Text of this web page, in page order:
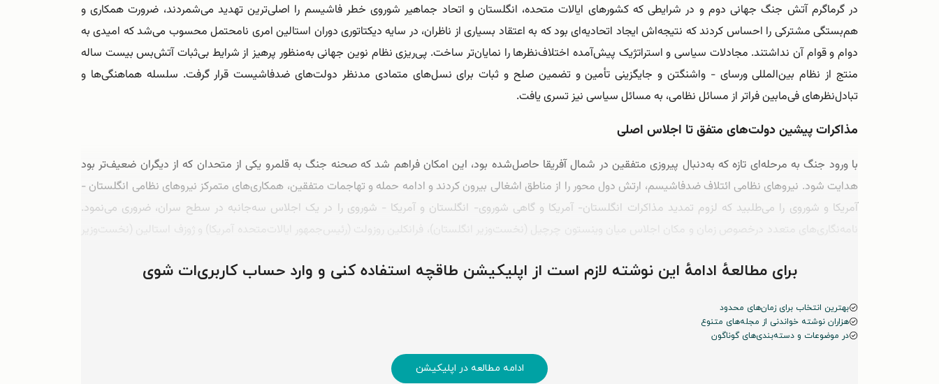
در گرماگرم آتش جنگ جهانی دوم و در شرایطی که کشورهای ایالات متحده، انگلستان و اتحاد جماهیر شوروی خطر فاشیسم را اصلی‌ترین تهدید می‌شمردند، ضرورت همکاری و
هم‌بستگی مشترکی را احساس کردند که نتیجه‌اش ایجاد اتحادیه‌ای بود که به اعتقاد بسیاری از ناظران، در سایه دیکتاتوری دوران استالین امری نامحتمل محسوب می‌شد که امیدی به
دوام و قوام آن نداشتند. مجادلات سیاسی و استراتژیک پیش‌آمده اختلاف‌نظرها را نمایان‌تر ساخت. پی‌ریزی نظام نوین جهانی به‌منظور پرهیز از شرایط بی‌ثبات آتش‌بس بیست ساله
منتج از نظام بین‌المللی ورسای - واشنگتن و جایگزینی تأمین و تضمین صلح و ثبات برای نسل‌های متمادی مدنظر دولت‌های ضد‌فاشیست قرار گرفت. سلسله هماهنگی‌ها و
تبادل‌نظرهای فی‌مابین فراتر از مسائل نظامی، به مسائل سیاسی نیز تسری یافت.
مذاکرات پیشین دولت‌های متفق تا اجلاس اصلی
با ورود جنگ به مرحله‌ای تازه که به‌دنبال پیروزی متفقین در شمال آفریقا حاصل‌شده بود، این امکان فراهم شد که صحنه جنگ به قلمرو یکی از متحدان که از دیگران ضعیف‌تر بود
هدایت شود. نیروهای نظامی ائتلاف ضد‌فاشیسم، ارتش دول محور را از مناطق اشغالی بیرون کردند و ادامه حمله و تهاجمات متفقین، همکاری‌های متمرکز نیروهای نظامی انگلستان -
آمریکا و شوروی را می‌طلبید که لزوم تمدید مذاکرات انگلستان- آمریکا و گاهی شوروی- انگلستان و آمریکا - شوروی را در یک اجلاس سه‌جانبه در سطح سران، ضروری می‌نمود.
نامه‌نگاری‌های متعدد درخصوص زمان و مکان اجلاس میان وینستون چرچیل (نخست‌وزیر انگلستان)، فرانکلین روزولت (رئیس‌جمهور ایالات‌متحده آمریکا) و ژوزف استالین (نخست‌وزیر
برای مطالعهٔ ادامهٔ این نوشته لازم است از اپلیکیشن طاقچه استفاده کنی و وارد حساب کاربری‌ات شوی
بهترین انتخاب برای زمان‌های محدود
هزاران نوشته خواندنی از مجله‌های متنوع
در موضوعات و دسته‌بندی‌های گوناگون
ادامه مطالعه در اپلیکیشن